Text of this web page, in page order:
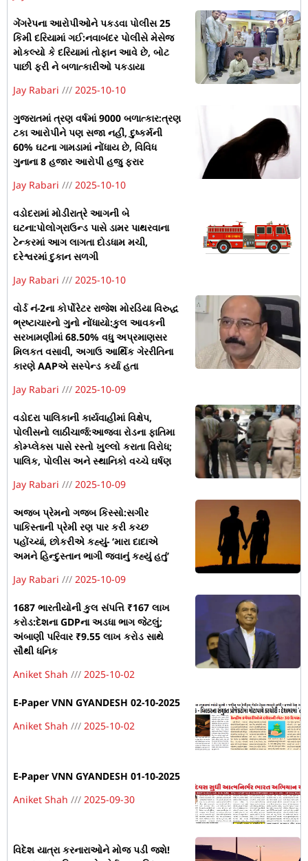
ગેંગરેપના આરોપીઓને પકડવા પોલીસ 25
કિમી દરિયામાં ગઈ:નવાબંદર પોલીસે મેસેજ
મોકલ્યો કે દરિયામાં તોફાન આવે છે, બોટ
પાછી ફરી ને બળાત્કારીઓ પકડાયા
Jay Rabari
2025-10-10
ગુજરાતમાં ત્રણ વર્ષમાં 9000 બળાત્કાર:ત્રણ
ટકા આરોપીને પણ સજા નહીં, દુષ્કર્મની
60% ઘટના ગામડામાં નોંધાય છે, વિવિધ
ગુનાના 8 હજાર આરોપી હજુ ફરાર
Jay Rabari
2025-10-10
વડોદરામાં મોડીરાત્રે આગની બે
ઘટના:પોલોગ્રાઉન્ડ પાસે ડામર પાથરવાના
ટેન્કરમાં આગ લાગતા દોડધામ મચી,
દરેશ્વરમાં દુકાન સળગી
Jay Rabari
2025-10-10
વોર્ડ નં-2ના કોર્પોરેટર રાજેશ મોરડિયા વિરુદ્ધ
ભ્રષ્ટાચારનો ગુનો નોંધાયો:કુલ આવકની
સરખામણીમાં 68.50% વધુ અપ્રમાણસર
મિલકત વસાવી, અગાઉ આર્થિક ગેરરીતિના
કારણે AAPએ સસ્પેન્ડ કર્યા હતા
Jay Rabari
2025-10-09
વડોદરા પાલિકાની કાર્યવાહીમાં વિક્ષેપ,
પોલીસનો લાઠીચાર્જ:આજવા રોડના ફાતિમા
કોમ્પ્લેક્સ પાસે રસ્તો ખુલ્લો કરાતા વિરોધ;
પાલિક, પોલીસ અને સ્થાનિકો વચ્ચે ઘર્ષણ
Jay Rabari
2025-10-09
અજબ પ્રેમનો ગજબ કિસ્સો:સગીર
પાકિસ્તાની પ્રેમી રણ પાર કરી કચ્છ
પહોંચ્યાં, છોકરીએ કહ્યું- ‘મારા દાદાએ
અમને હિન્દુસ્તાન ભાગી જવાનું કહ્યું હતું’
Jay Rabari
2025-10-09
1687 ભારતીયોની કુલ સંપત્તિ ₹167 લાખ
કરોડ:દેશના GDPના અડધા ભાગ જેટલું;
અંબાણી પરિવાર ₹9.55 લાખ કરોડ સાથે
સૌથી ધનિક
Aniket Shah
2025-10-02
E-Paper VNN GYANDESH 02-10-2025
Aniket Shah
2025-10-02
E-Paper VNN GYANDESH 01-10-2025
Aniket Shah
2025-09-30
વિદેશ યાત્રા કરનારાઓને મોજ પડી જશે!